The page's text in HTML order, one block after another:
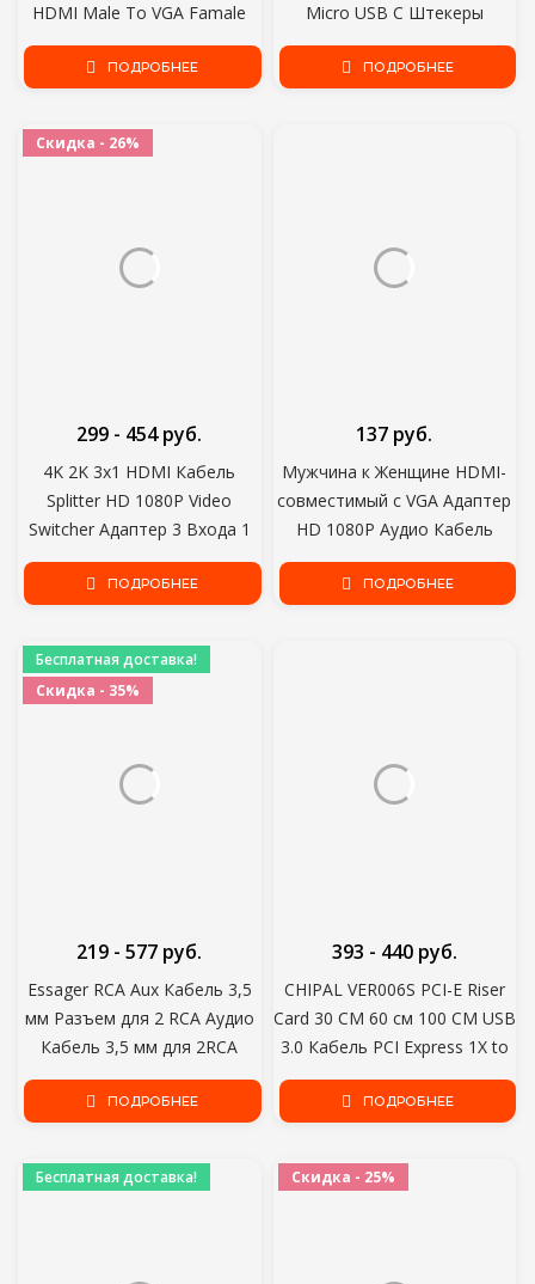
HDMI Male To VGA Famale
Конвертер Адаптер
Цифровой Аналоговый для
ПОДРОБНЕЕ
Micro USB C Штекеры
Быстрая Зарядка Телефон
Магнит Зарядное
ПОДРОБНЕЕ
Скидка - 26%
4K 2K 3x1 HDMI Кабель
Splitter HD 1080P Video
Switcher Адаптер 3 Входа 1
Выходной Порт HDMI
Концентратор для Xbox PS4
ТЕЛЕВИЗОР
299 - 454 руб.
ПОДРОБНЕЕ
Мужчина к Женщине HDMI-
совместимый с VGA Адаптер
HD 1080P Аудио Кабель
Конвертер Для ПК Ноутбук
ТВ Коробка Компьютер
137 руб.
ПОДРОБНЕЕ
Бесплатная доставка!
Скидка - 35%
Essager RCA Aux Кабель 3,5
мм Разъем для 2 RCA Аудио
Кабель 3,5 мм для 2RCA
Мужской Адаптер Сплиттер
для TV Box apple tv Динамик
219 - 577 руб.
ПОДРОБНЕЕ
CHIPAL VER006S PCI-E Riser
Card 30 СМ 60 см 100 СМ USB
3.0 Кабель PCI Express 1X to
16X Extender PCIe Адаптер
для видеокарты GPU
393 - 440 руб.
ПОДРОБНЕЕ
Бесплатная доставка! Скидка - 25%